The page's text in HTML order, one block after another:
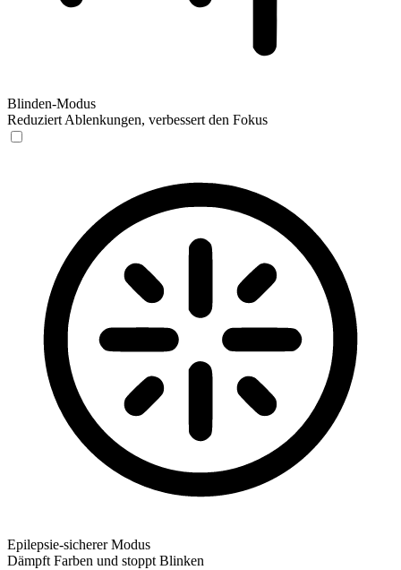
Blinden-Modus
Reduziert Ablenkungen, verbessert den Fokus
Epilepsie-sicherer Modus
Dämpft Farben und stoppt Blinken